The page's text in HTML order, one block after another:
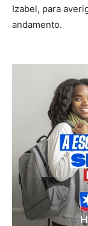
Izabel, para
andamento.